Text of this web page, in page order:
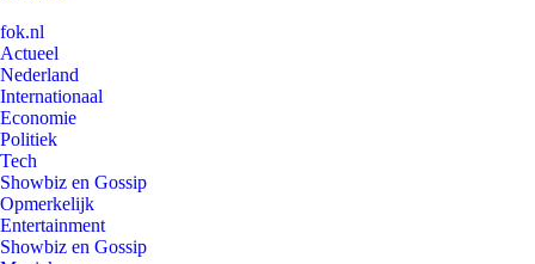
fok.nl
Actueel
Nederland
Internationaal
Economie
Politiek
Tech
Showbiz en Gossip
Opmerkelijk
Entertainment
Showbiz en Gossip